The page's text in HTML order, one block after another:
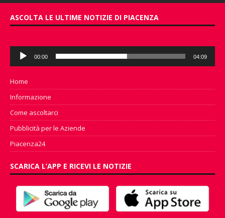
ASCOLTA LE ULTIME NOTIZIE DI PIACENZA
Audio
Player
00:00 04:09
Home
Informazione
Come ascoltarci
Pubblicità per le Aziende
Piacenza24
SCARICA L’APP E RICEVI LE NOTIZIE